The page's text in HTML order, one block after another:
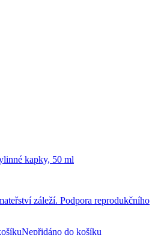
kapky, 50 ml
záleží. Podpora reprodukčního
Nepřidáno do košíku